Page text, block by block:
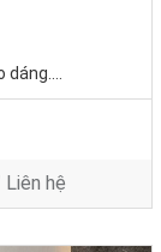
dáng.
Liên hệ